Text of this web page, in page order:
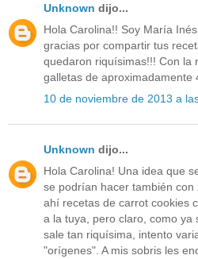
Unknown dijo...
Hola Carolina!! Soy María
gracias por compartir tus
quedaron riquísimas!!! Con la
galletas de aproximadamente
10 de noviembre de 2013 a
Unknown dijo...
Hola Carolina! Una idea que
se podrían hacer también
ahí recetas de carrot cookies
a la tuya, pero claro, como ya
sale tan riquísima, intento
"orígenes". A mis sobris les